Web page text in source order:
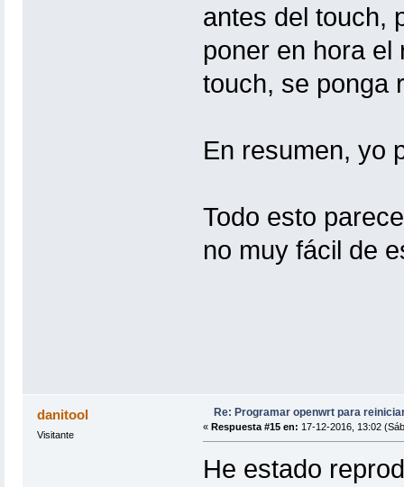
antes del touch,
poner en hora el
touch, se ponga
En resumen, yo
Todo esto
no muy fácil de
danitool
Visitante
Re: Programar openwrt para
« Respuesta #15 en: 17-12-2016, 13:02
He estado